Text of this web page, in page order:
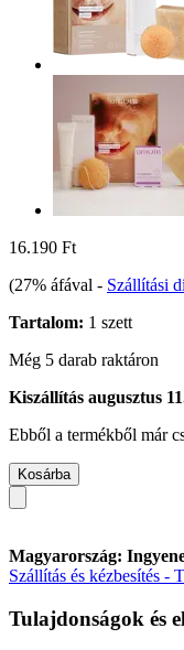
16.190 Ft
(27% áfával - Szállítási
Tartalom: 1 szett
Még 5 darab raktáron
Kiszállítás augusztus
Ebből a termékből már
Kosárba
Magyarország:
Szállítás és kézbesítés -
Tulajdonságok és